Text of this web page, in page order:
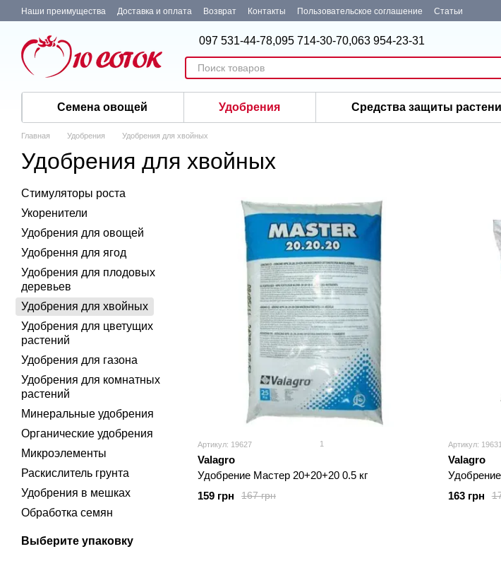
Перейти к основному контенту
Наши преимущества Доставка и оплата Возврат Контакты Пользовательское соглашение Статьи
097 531-44-78,095 714-30-70,063 954-23-31
Семена овощей Удобрения Средства защиты
Главная Удобрения Удобрения для хвойных
Удобрения для хвойных
Артикул: 19627 1
Valagro
Удобрение Мастер 20+20+20 0.5 кг
167 грн
159 грн
Артикул: 19631
Valagro
163 грн
Стимуляторы роста
Укоренители
Удобрения для овощей
Удобрення для ягод
Удобрения для плодовых
деревьев
Удобрения для хвойных
Удобрения для цветущих
растений
Удобрения для газона
Удобрения для комнатных
растений
Минеральные удобрения
Органические удобрения
Микроэлементы
Раскислитель грунта
Удобрения в мешках
Обработка семян
Выберите упаковку